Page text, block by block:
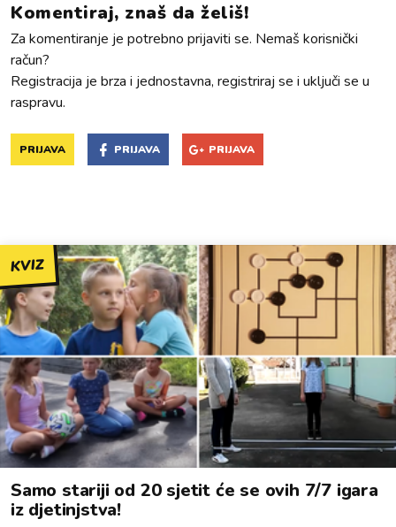
Komentiraj, znaš da želiš!
Za komentiranje je potrebno prijaviti se. Nemaš korisnički
račun?
Registracija je brza i jednostavna, registriraj se i uključi se u
raspravu.
PRIJAVA PRIJAVA PRIJAVA
KVIZ
Samo stariji od 20 sjetit će se ovih 7/7 igara
iz djetinjstva!